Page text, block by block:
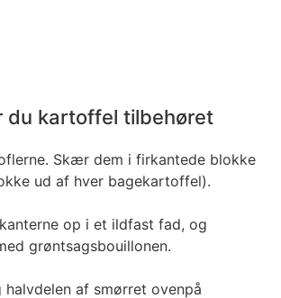
du kartoffel tilbehøret
Skær dem i firkantede blokke
ud af hver bagekartoffel).
op i et ildfast fad, og
grøntsagsbouillonen.
halvdelen af smørret ovenpå